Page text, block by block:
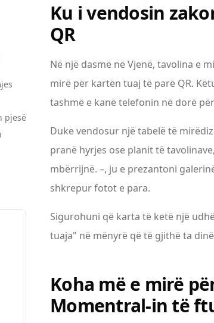
pjesë
Ku i vendosin
QR
Në një dasmë në Vjenë, tavolina e
mirë për kartën tuaj të parë QR.
tashmë e kanë telefonin në dorë
Duke vendosur një tabelë të
pranë hyrjes ose planit të
mbërrijnë. –, ju e prezantoni
shkrepur fotot e para.
Sigurohuni që karta të ketë një
tuaja" në mënyrë që të gjithë ta
Koha më e mirë
Momentral-in të